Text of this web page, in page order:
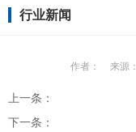
行业新闻
作者： 来源：
上一条：
下一条：